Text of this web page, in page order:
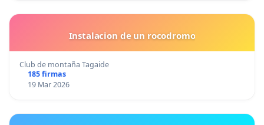
Instalacion de un rocodromo
Club de montaña Tagaide
185 firmas
19 Mar 2026